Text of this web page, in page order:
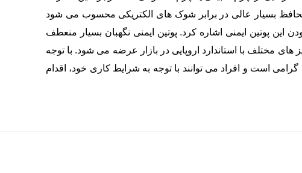
محافظ بسیار عالی در برابر شوک های الکتریکی محسوب می شود
این پوتین ایمنی اشاره کرد. پوتین ایمنی نگهبان بسیار منعطف
مختلف با استاندارد اروپایی در بازار عرضه می شود. با توجه
است و افراد می توانند با توجه به شرایط کاری خود، اقدام